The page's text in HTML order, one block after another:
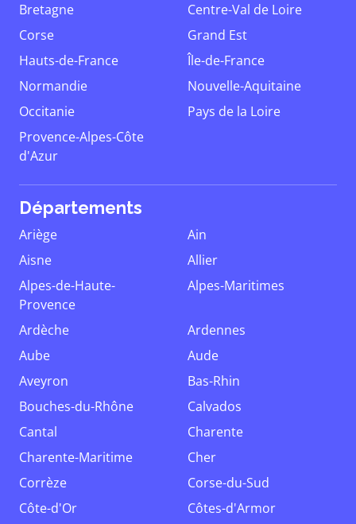
Bretagne
Centre-Val de Loire
Corse
Grand Est
Hauts-de-France
Île-de-France
Normandie
Nouvelle-Aquitaine
Occitanie
Pays de la Loire
Provence-Alpes-Côte
d'Azur
Départements
Ariège
Ain
Aisne
Allier
Alpes-de-Haute-
Provence
Alpes-Maritimes
Ardèche
Ardennes
Aube
Aude
Aveyron
Bas-Rhin
Bouches-du-Rhône
Calvados
Cantal
Charente
Charente-Maritime
Cher
Corrèze
Corse-du-Sud
Côte-d'Or
Côtes-d'Armor